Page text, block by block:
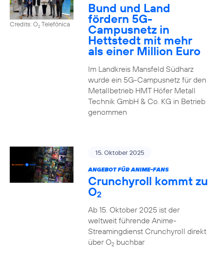
Credits: O2Telefónica
Bund und Land
fördern 5G-
Campusnetz in
Hettstedt mit mehr
als einer Million Euro
Im Landkreis Mansfeld Südharz
wurde ein 5G-Campusnetz für den
Metallbetrieb HMT Höfer Metall
Technik GmbH & Co. KG in Betrieb
genommen
15. Oktober 2025
ANGEBOT FÜR ANIME-FANS
Crunchyroll kommt zu
O2
Ab 15. Oktober 2025 ist der
weltweit führende Anime-
Streamingdienst Crunchyroll direkt
über O2buchbar